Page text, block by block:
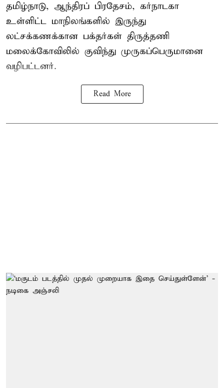
தமிழ்நாடு, ஆந்திரப் பிரதேசம், கர்நாடகா
உள்ளிட்ட மாநிலங்களில் இருந்து
லட்சக்கணக்கான பக்தர்கள் திருத்தணி
மலைக்கோவிலில் குவிந்து முருகப்பெருமானை
வழிபட்டனர்.
Read More